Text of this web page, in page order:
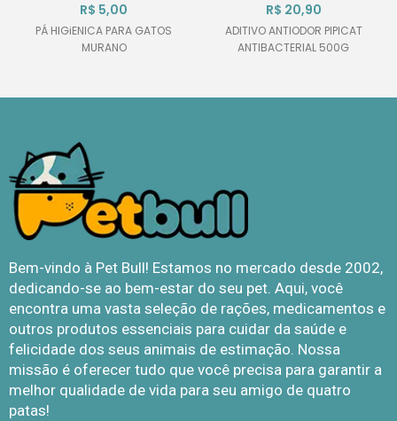
R$ 5,00
PÁ HIGiENICA PARA GATOS
MURANO
R$ 20,90
ADITIVO ANTIODOR PIPICAT
ANTIBACTERIAL 500G
Bem-vindo à Pet Bull! Estamos no mercado desde 2002,
dedicando-se ao bem-estar do seu pet. Aqui, você
encontra uma vasta seleção de rações, medicamentos e
outros produtos essenciais para cuidar da saúde e
felicidade dos seus animais de estimação. Nossa
missão é oferecer tudo que você precisa para garantir a
melhor qualidade de vida para seu amigo de quatro
patas!